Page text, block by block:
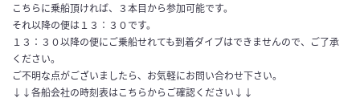
こちらに乗船頂ければ、３本目から参加可能です。
それ以降の便は１３：３０です。
１３：３０以降の便にご乗船せれても到着ダイブはできませんので、ご了承
ください。
ご不明な点がございましたら、お気軽にお問い合わせ下さい。
↓↓各船会社の時刻表はこちらからご確認ください↓↓